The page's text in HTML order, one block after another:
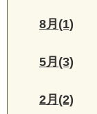
8月(1)
5月(3)
2月(2)